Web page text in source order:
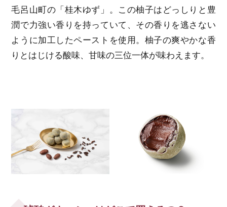
毛呂山町の「桂木ゆず」。この柚子はどっしりと豊
潤で力強い香りを持っていて、その香りを逃さない
ように加工したペーストを使用。柚子の爽やかな香
りとはじける酸味、甘味の三位一体が味わえます。